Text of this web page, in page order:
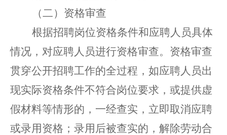
（二）资格审查
根据招聘岗位资格条件和应聘人员具体
情况，对应聘人员进行资格审查。资格审查
贯穿公开招聘工作的全过程 ， 如应聘人员出
现实际资格条件不符合岗位要求，或提供虚
假材料等情形的，一经查实， 立即取消应聘
或录用资格 ； 录用后被查实的，解除劳动合